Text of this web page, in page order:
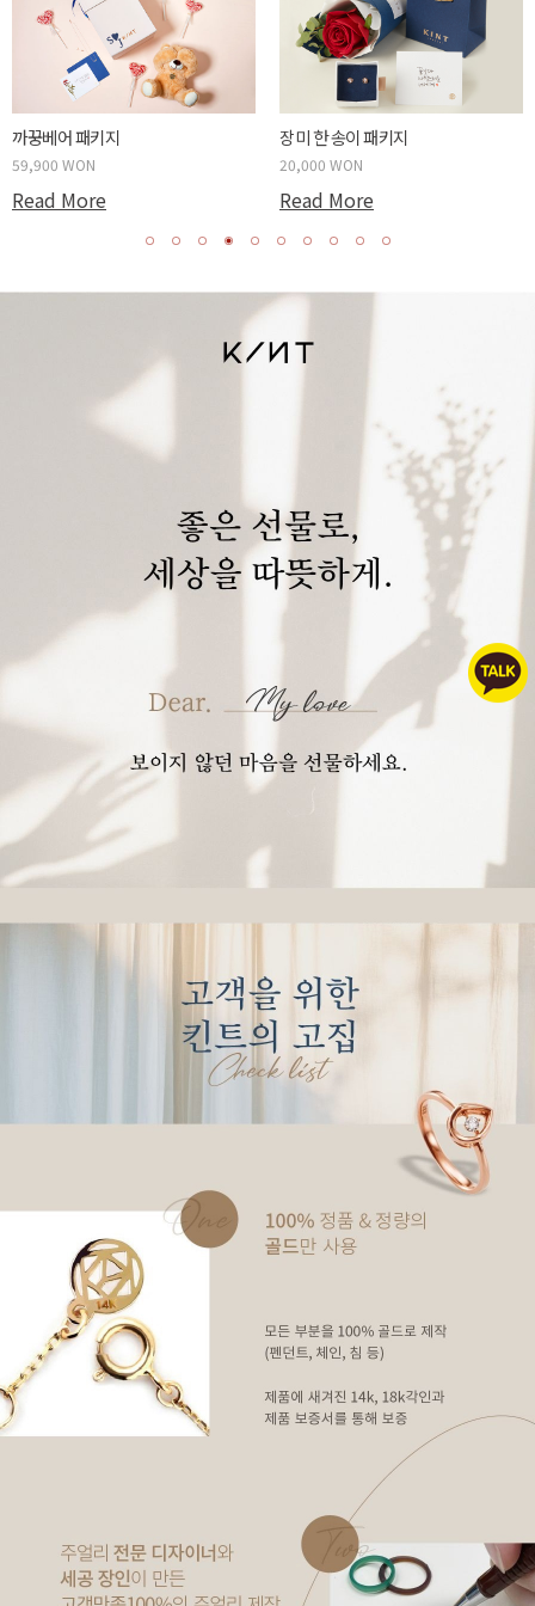
까꿍베어 패키지
59,900 WON
Read More
장미 한 송이 패키지
20,000 WON
Read More